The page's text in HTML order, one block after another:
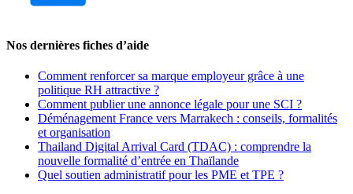
Nos dernières fiches d’aide
Comment renforcer sa marque employeur grâce à une
politique RH attractive ?
Comment publier une annonce légale pour une SCI ?
Déménagement France vers Marrakech : conseils, formalités
et organisation
Thailand Digital Arrival Card (TDAC) : comprendre la
nouvelle formalité d’entrée en Thaïlande
Quel soutien administratif pour les PME et TPE ?